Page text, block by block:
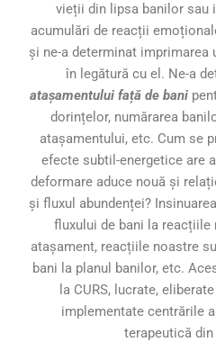
vieții din lipsa banilor sau
acumulări de reacții
și ne-a determinat
în legătură cu el. Ne-a
atașamentului față de bani
dorințelor, numărarea
atașamentului, etc. Cum se
efecte subtil-energetice are
deformare aduce nouă și
și fluxul abundenței?
fluxului de bani la
atașament, reacțiile noastre
bani la planul banilor, etc.
la CURS, lucrate,
implementate centrările
terapeutică